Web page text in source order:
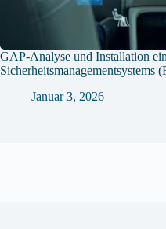
GAP-Analyse und Installation
Sicherheitsmanagementsystems
Januar 3, 2026